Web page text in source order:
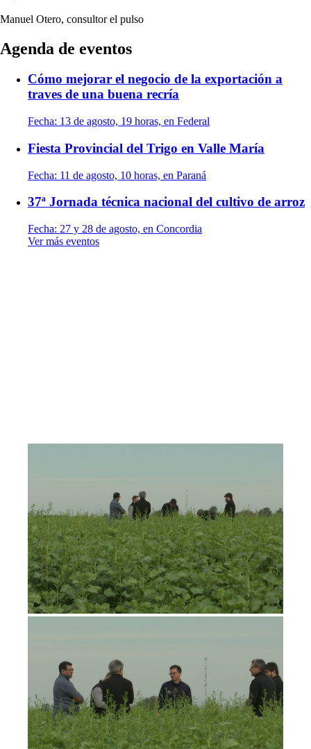
Manuel Otero, consultor el pulso
Agenda de eventos
Cómo mejorar el negocio de la exportación a
traves de una buena recría
Fecha: 13 de agosto, 19 horas, en Federal
Fiesta Provincial del Trigo en Valle María
Fecha: 11 de agosto, 10 horas, en Paraná
37ª Jornada técnica nacional del cultivo de arroz
Fecha: 27 y 28 de agosto, en Concordia
Ver más eventos